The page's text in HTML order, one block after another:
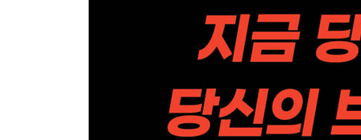
에필로그 | 당신은 이제 검색하는 자가 아니라, 선